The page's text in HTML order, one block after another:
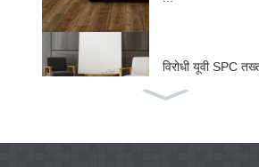
विरोधी यूवी SPC